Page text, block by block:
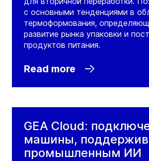
с основными тенденциями в
термоформования,
развитие рынка упаковки и
продуктов питания.
Read more
GEA Cloud:
машины,
промышленным ИИ